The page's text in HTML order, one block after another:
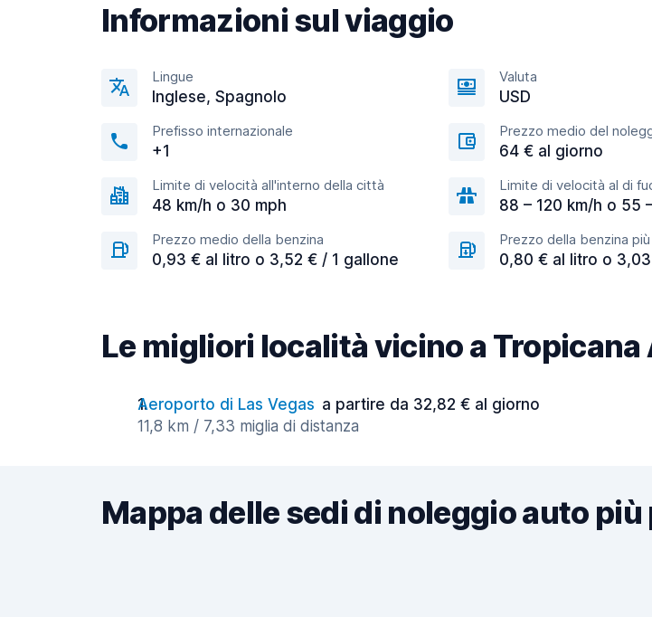
Informazioni sul viaggio
Lingue
Inglese, Spagnolo
Valuta
USD
Prefisso internazionale
+1
Prezzo medio del
64 € al giorno
Limite di velocità all'interno della città
48 km/h o 30 mph
Limite di velocità al di
88 – 120 km/h o 55
Prezzo medio della benzina
0,93 € al litro o 3,52 € / 1 gallone
Prezzo della benzina
0,80 € al litro o
Le migliori località vicino a Tropicana
Aeroporto di Las Vegas a partire da 32,82 € al giorno
11,8 km / 7,33 miglia di distanza
Mappa delle sedi di noleggio auto